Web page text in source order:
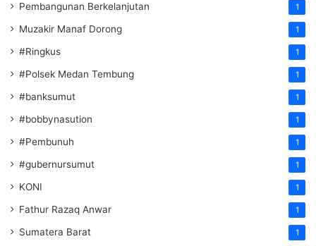
Pembangunan Berkelanjutan 1
Muzakir Manaf Dorong 1
#Ringkus 1
#Polsek Medan Tembung 1
#banksumut 1
#bobbynasution 1
#Pembunuh 1
#gubernursumut 1
KONI 1
Fathur Razaq Anwar 1
Sumatera Barat 1